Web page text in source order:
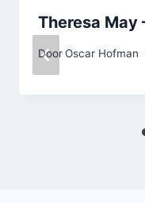
Theresa May
DoorOscar Hofman